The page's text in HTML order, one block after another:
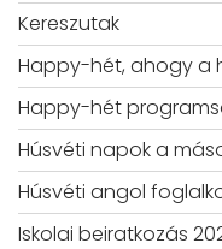
Kereszutak
Happy-hét, ahogy a
Happy-hét
Húsvéti napok a
Húsvéti angol
Iskolai beiratkozás